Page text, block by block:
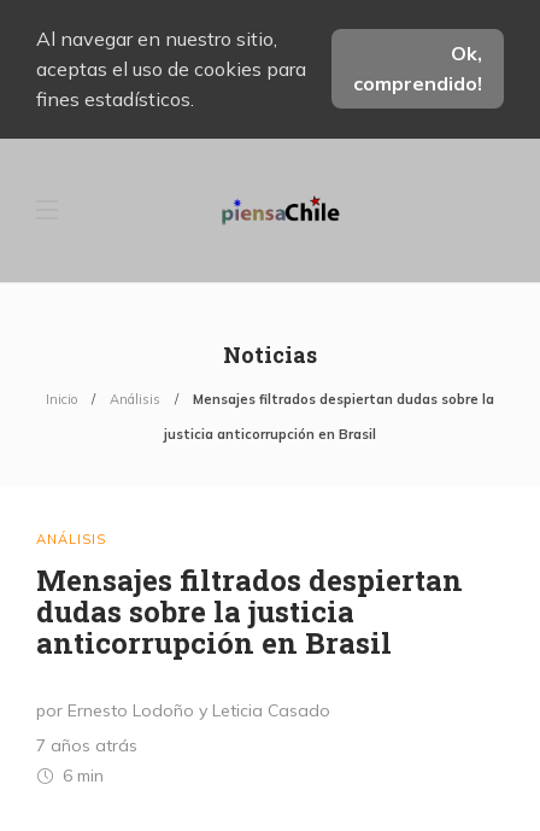
Al navegar en nuestro sitio,
aceptas el uso de cookies para
fines estadísticos.
Ok,
comprendido!
Noticias
Inicio Análisis Mensajes filtrados despiertan dudas sobre la
justicia anticorrupción en Brasil
ANÁLISIS
Mensajes filtrados despiertan
dudas sobre la justicia
anticorrupción en Brasil
por Ernesto Lodoño y Leticia Casado
7 años atrás
6 min